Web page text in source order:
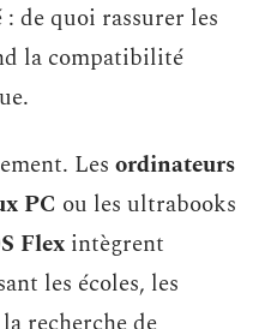
de quoi rassurer les
la compatibilité
Les ordinateurs
PC ou les ultrabooks
Flex intègrent
les écoles, les